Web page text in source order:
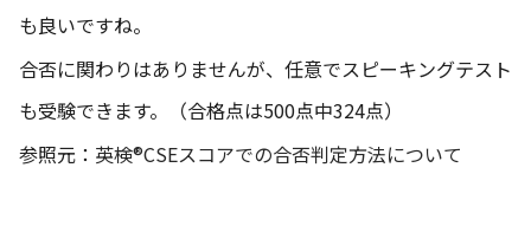
も良いですね。
合否に関わりはありませんが、任意でスピーキングテスト
も受験できます。（合格点は500点中324点）
参照元： 英検®CSEスコアでの合否判定方法について